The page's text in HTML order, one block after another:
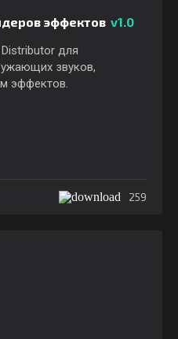
эффектов v1.0
для
звуков,
эффектов.
259